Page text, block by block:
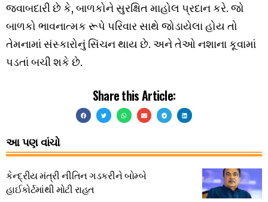
જવાબદારી છે કે, બાળકોને સુરક્ષિત માહોલ પ્રદાન કરે. જો
બાળકો ભાવનાત્મક રૂપે પરિવાર સાથે જોડાયેલા હોય તો
તેમનામાં સંસ્કારોનું સિંચન થાય છે. અને તેઓ નશાના કૂવામાં
પડતાં બચી શકે છે.
Share this Article:
આ પણ વાંચો
કેન્દ્રીય મંત્રી નીતિન ગડકરીને બોમ્બે
હાઈકોર્ટમાંથી મોટી રાહત